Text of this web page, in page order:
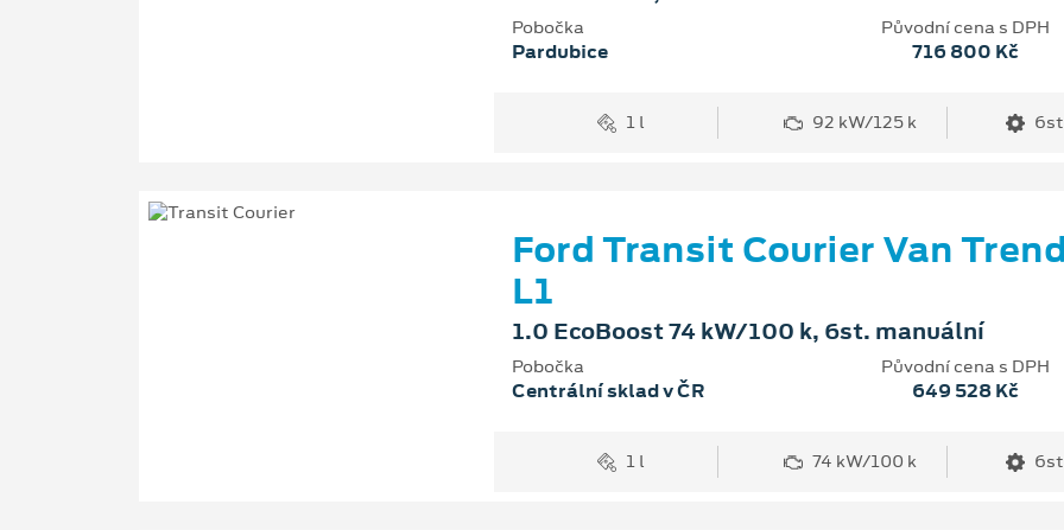
Pobočka
Pardubice
Původní cena s DPH
716 800 Kč
1 l 92 kW/125 k
Ford Transit Courier Van
L1
1.0 EcoBoost 74 kW/100 k, 6st. manuální
Pobočka
Centrální sklad v ČR
Původní cena s DPH
649 528 Kč
1 l 74 kW/100 k